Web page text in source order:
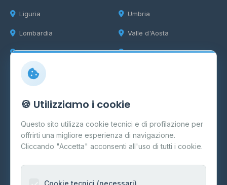
Liguria
Lombardia
Marche
Umbria
Valle d'Aosta
Veneto
Info
Cos'è il GPL
FAQ
Contatti
🍪 Utilizziamo i cookie
Questo sito utilizza cookie tecnici e di profilazione per
offrirti una migliore esperienza di navigazione.
Cliccando "Accetta" acconsenti all'uso di tutti i cookie.
Cookie tecnici (necessari)